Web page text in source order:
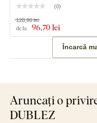
(0)
de la 96,70 lei
128,90 lei
Încarcă
Aruncați o
DUBLEZ